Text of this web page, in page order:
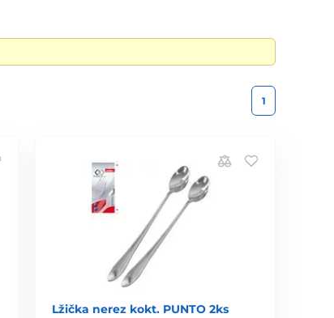
1
Lžička nerez kokt. PUNTO 2ks